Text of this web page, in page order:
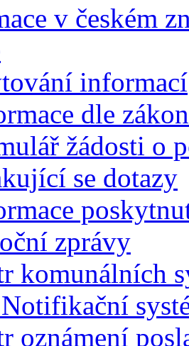
v českém
informací
dle
žádosti o
se dotazy
zprávy
komunálních
oznámení